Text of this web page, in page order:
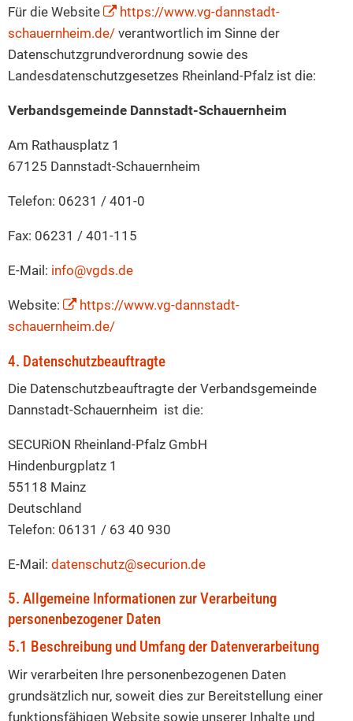
Für die Website
https://www.vg-dannstadt-
schauernheim.de/ verantwortlich im Sinne der
Datenschutzgrundverordnung sowie des
Landesdatenschutzgesetzes Rheinland-Pfalz ist die:
Verbandsgemeinde Dannstadt-Schauernheim
Am Rathausplatz 1
67125 Dannstadt-Schauernheim
Telefon: 06231 / 401-0
Fax: 06231 / 401-115
E-Mail: info@vgds.de
Website:
https://www.vg-dannstadt-
schauernheim.de/
4. Datenschutzbeauftragte
Die Datenschutzbeauftragte der Verbandsgemeinde
Dannstadt-Schauernheim ist die:
SECURiON Rheinland-Pfalz GmbH
Hindenburgplatz 1
55118 Mainz
Deutschland
Telefon: 06131 / 63 40 930
E-Mail: datenschutz@securion.de
5. Allgemeine Informationen zur Verarbeitung
personenbezogener Daten
5.1 Beschreibung und Umfang der Datenverarbeitung
Wir verarbeiten Ihre personenbezogenen Daten
grundsätzlich nur, soweit dies zur Bereitstellung einer
funktionsfähigen Website sowie unserer Inhalte und